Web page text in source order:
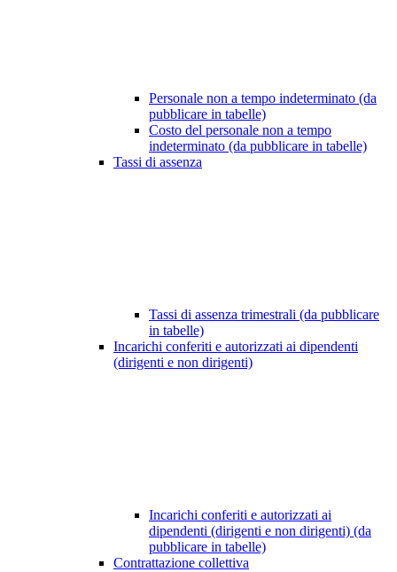
Personale non a tempo indeterminato (da
pubblicare in tabelle)
Costo del personale non a tempo
indeterminato (da pubblicare in tabelle)
Tassi di assenza
Tassi di assenza trimestrali (da pubblicare
in tabelle)
Incarichi conferiti e autorizzati ai dipendenti
(dirigenti e non dirigenti)
Incarichi conferiti e autorizzati ai
dipendenti (dirigenti e non dirigenti) (da
pubblicare in tabelle)
Contrattazione collettiva